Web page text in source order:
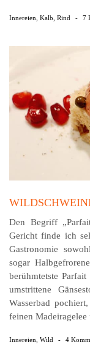
Innereien Kalb Rind - 7
Den Begriff
Gericht finde ich
Gastronomie
sogar
berühmtetste
umstrittene
Wasserbad
feinen
Innereien Wild - 4